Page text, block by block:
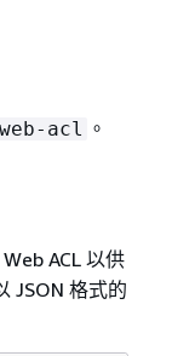
acl 。
ACL 以供
JSON 格式的